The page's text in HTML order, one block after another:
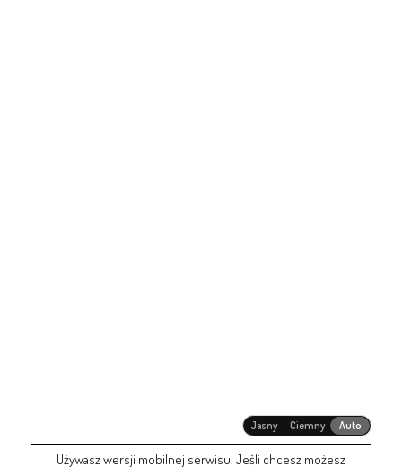
Jasny Ciemny Auto
Używasz wersji mobilnej serwisu. Jeśli chcesz możesz